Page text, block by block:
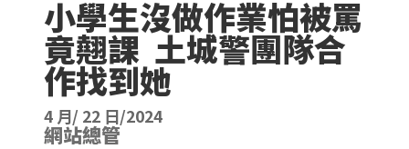
小學生沒做作業怕被罵
竟翹課 土城警團隊合
作找到她
4 月/ 22 日/2024
網站總管